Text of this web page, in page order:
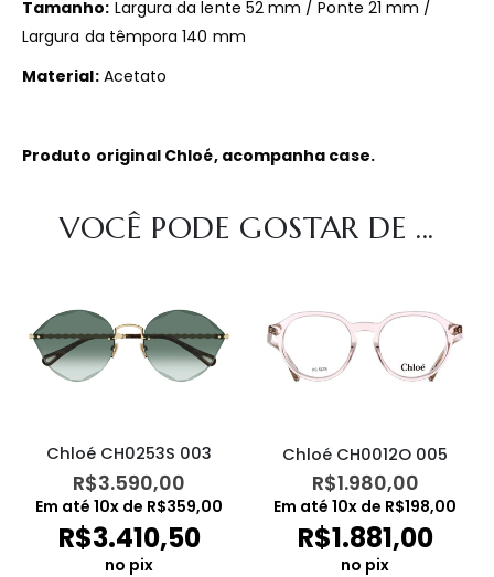
Tamanho: Largura da lente 52 mm / Ponte 21 mm /
Largura da têmpora 140 mm
Material:Acetato
Produto original Chloé, acompanha case.
VOCÊ PODE GOSTAR DE ...
Chloé CH0253S 003
R$3.590,00
Em até 10x de R$359,00
R$3.410,50
no pix
Chloé CH0012O 005
R$1.980,00
Em até 10x de R$198,00
R$1.881,00
no pix